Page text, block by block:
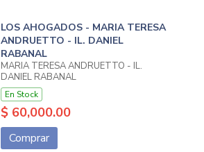
LOS AHOGADOS - MARIA TERESA
ANDRUETTO - IL. DANIEL
RABANAL
MARIA TERESA ANDRUETTO - IL.
DANIEL RABANAL
En Stock
$ 60,000.00
Comprar